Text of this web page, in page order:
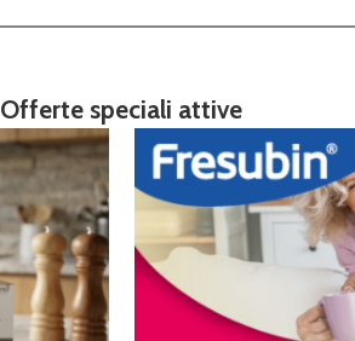
Offerte speciali attive